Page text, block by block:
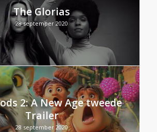
The Glorias
28 september 2020
2: A New Age tweede
Trailer
28 september 2020